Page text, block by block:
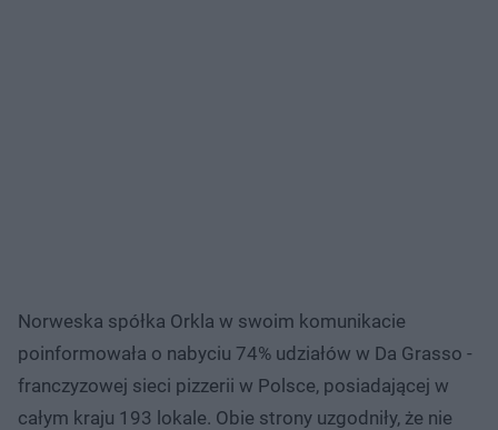
Norweska spółka Orkla w swoim komunikacie
poinformowała o nabyciu 74% udziałów w Da Grasso -
franczyzowej sieci pizzerii w Polsce, posiadającej w
całym kraju 193 lokale. Obie strony uzgodniły, że nie